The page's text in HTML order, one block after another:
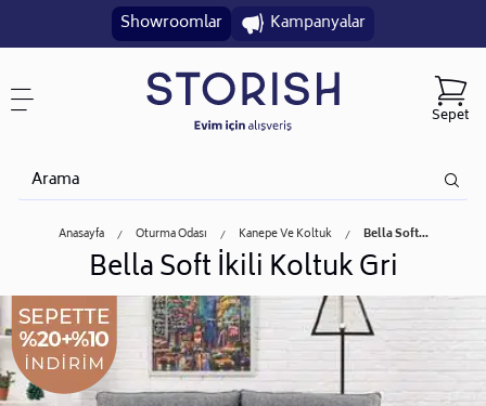
Showroomlar Kampanyalar
Sepet
Anasayfa Oturma Odası Kanepe Ve Koltuk Bella Soft...
Bella Soft İkili Koltuk Gri